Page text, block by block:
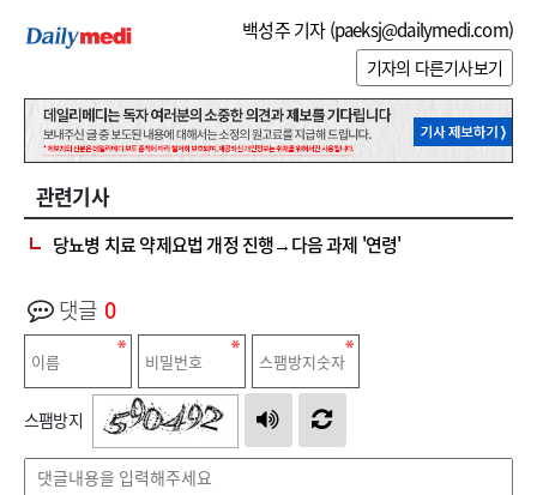
백성주 기자 (paeksj@dailymedi.com)
기자의 다른기사보기
관련기사
당뇨병 치료 약제요법 개정 진행→다음 과제 '연령'
댓글 0
스팸방지